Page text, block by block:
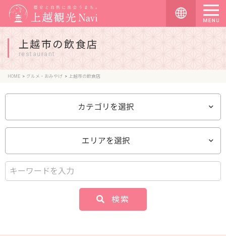
上越市の飲食店
restaurant
HOME グルメ・おみやげ 上越市の飲食店
カテゴリを選択
エリアを選択
検索